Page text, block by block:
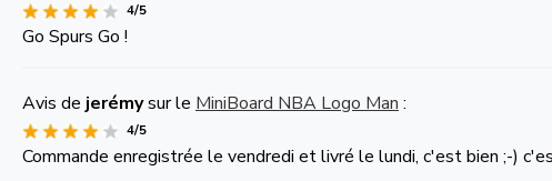
4/5
Go Spurs Go !
Avis de jerémysur le MiniBoard NBA Logo Man :
4/5
Commande enregistrée le vendredi et livré le lundi, c'est bien ;-)